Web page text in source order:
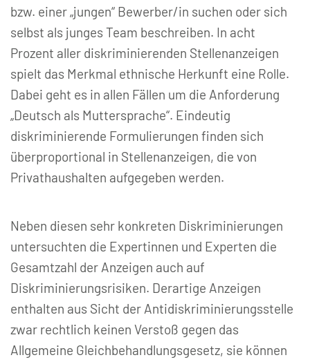
bzw. einer „jungen“ Bewerber/in suchen oder sich
selbst als junges Team beschreiben. In acht
Prozent aller diskriminierenden Stellenanzeigen
spielt das Merkmal ethnische Herkunft eine Rolle.
Dabei geht es in allen Fällen um die Anforderung
„Deutsch als Muttersprache“. Eindeutig
diskriminierende Formulierungen finden sich
überproportional in Stellenanzeigen, die von
Privathaushalten aufgegeben werden.
Neben diesen sehr konkreten Diskriminierungen
untersuchten die Expertinnen und Experten die
Gesamtzahl der Anzeigen auch auf
Diskriminierungsrisiken. Derartige Anzeigen
enthalten aus Sicht der Antidiskriminierungsstelle
zwar rechtlich keinen Verstoß gegen das
Allgemeine Gleichbehandlungsgesetz, sie können